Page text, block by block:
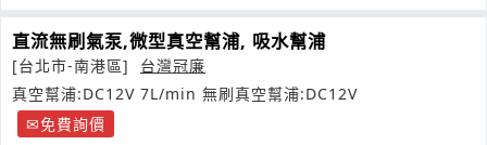
直流無刷氣泵,微型真空幫浦, 吸水幫浦
[台北市-南港區]
台灣冠廉
真空幫浦:DC12V 7L/min 無刷真空幫浦:DC12V
免費詢價